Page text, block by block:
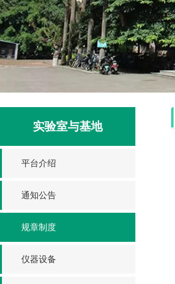
实验室与基地
平台介绍
通知公告
规章制度
仪器设备